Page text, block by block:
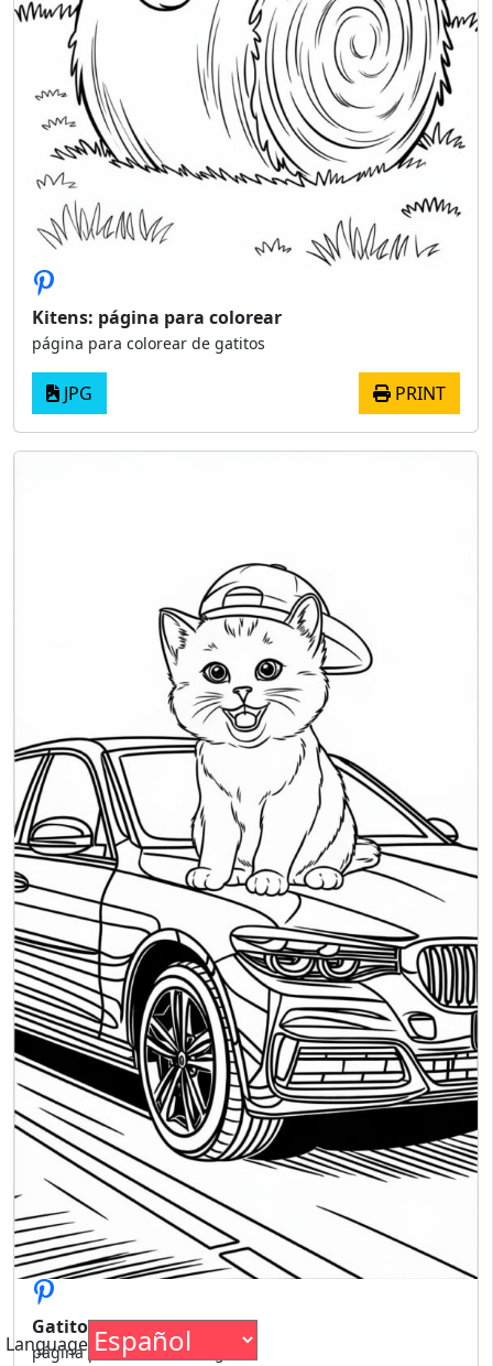
Kitens: página para colorear
página para colorear de gatitos
JPG PRINT
Gatitos para colorear
página para colorear de gatito
Language